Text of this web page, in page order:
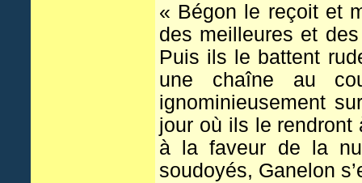
« Bégon le reçoit et
des meilleures et
Puis ils le battent
une chaîne au
ignominieusement
jour où ils le rendront
à la faveur de la
soudoyés, Ganelon